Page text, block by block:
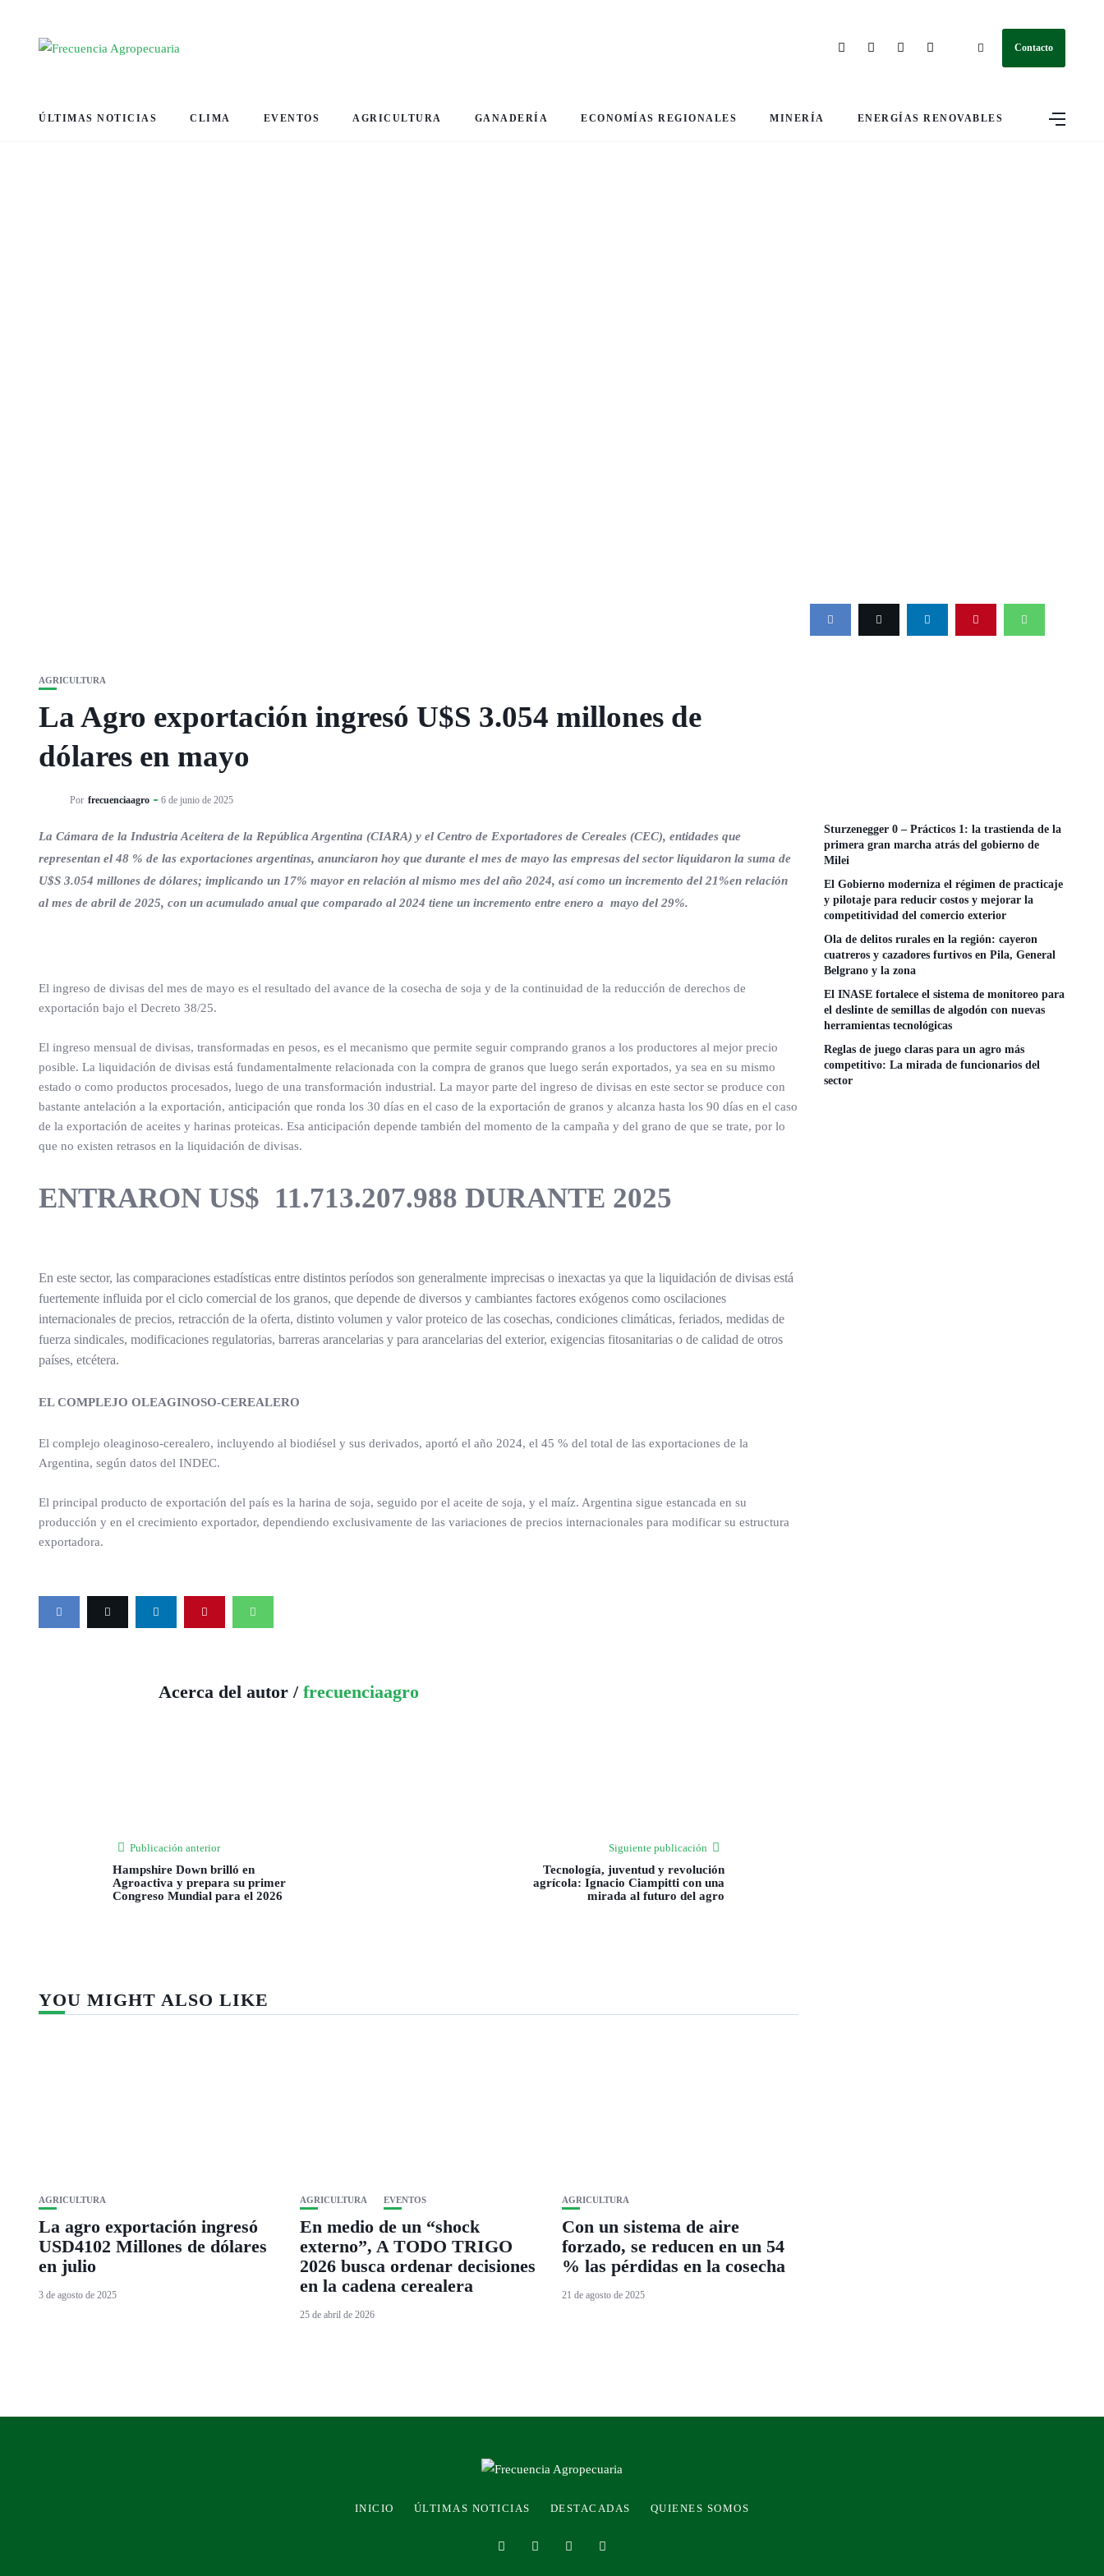
Contacto
ÚLTIMAS NOTICIAS CLIMA EVENTOS AGRICULTURA GANADERÍA ECONOMÍAS REGIONALES MINERÍA ENERGÍAS RENOVABLES
AGRICULTURA
La Agro exportación ingresó U$S 3.054 millones de
dólares en mayo
Por frecuenciaagro 6 de junio de 2025
La Cámara de la Industria Aceitera de la República Argentina (CIARA) y el Centro de Exportadores de Cereales (CEC), entidades que
representan el 48 % de las exportaciones argentinas, anunciaron hoy que durante el mes de mayo las empresas del sector liquidaron la suma de
U$S 3.054 millones de dólares; implicando un 17% mayor en relación al mismo mes del año 2024, así como un incremento del 21%en relación
al mes de abril de 2025, con un acumulado anual que comparado al 2024 tiene un incremento entre enero a mayo del 29%.
El ingreso de divisas del mes de mayo es el resultado del avance de la cosecha de soja y de la continuidad de la reducción de derechos de
exportación bajo el Decreto 38/25.
El ingreso mensual de divisas, transformadas en pesos, es el mecanismo que permite seguir comprando granos a los productores al mejor precio
posible. La liquidación de divisas está fundamentalmente relacionada con la compra de granos que luego serán exportados, ya sea en su mismo
estado o como productos procesados, luego de una transformación industrial. La mayor parte del ingreso de divisas en este sector se produce con
bastante antelación a la exportación, anticipación que ronda los 30 días en el caso de la exportación de granos y alcanza hasta los 90 días en el caso
de la exportación de aceites y harinas proteicas. Esa anticipación depende también del momento de la campaña y del grano de que se trate, por lo
que no existen retrasos en la liquidación de divisas.
ENTRARON US$ 11.713.207.988 DURANTE 2025
En este sector, las comparaciones estadísticas entre distintos períodos son generalmente imprecisas o inexactas ya que la liquidación de divisas está
fuertemente influida por el ciclo comercial de los granos, que depende de diversos y cambiantes factores exógenos como oscilaciones
internacionales de precios, retracción de la oferta, distinto volumen y valor proteico de las cosechas, condiciones climáticas, feriados, medidas de
fuerza sindicales, modificaciones regulatorias, barreras arancelarias y para arancelarias del exterior, exigencias fitosanitarias o de calidad de otros
países, etcétera.
EL COMPLEJO OLEAGINOSO-CEREALERO
El complejo oleaginoso-cerealero, incluyendo al biodiésel y sus derivados, aportó el año 2024, el 45 % del total de las exportaciones de la
Argentina, según datos del INDEC.
El principal producto de exportación del país es la harina de soja, seguido por el aceite de soja, y el maíz. Argentina sigue estancada en su
producción y en el crecimiento exportador, dependiendo exclusivamente de las variaciones de precios internacionales para modificar su estructura
exportadora.
Acerca del autor / frecuenciaagro
Publicación anterior
Hampshire Down brilló en
Agroactiva y prepara su primer
Congreso Mundial para el 2026
Siguiente publicación
Tecnología, juventud y revolución
agrícola: Ignacio Ciampitti con una
mirada al futuro del agro
YOU MIGHT ALSO LIKE
AGRICULTURA
La agro exportación ingresó
USD4102 Millones de dólares
en julio
3 de agosto de 2025
AGRICULTURA EVENTOS
En medio de un “shock
externo”, A TODO TRIGO
2026 busca ordenar decisiones
en la cadena cerealera
25 de abril de 2026
AGRICULTURA
Con un sistema de aire
forzado, se reducen en un 54
% las pérdidas en la cosecha
21 de agosto de 2025
Sturzenegger 0 – Prácticos 1: la trastienda de la
primera gran marcha atrás del gobierno de
Milei
El Gobierno moderniza el régimen de practicaje
y pilotaje para reducir costos y mejorar la
competitividad del comercio exterior
Ola de delitos rurales en la región: cayeron
cuatreros y cazadores furtivos en Pila, General
Belgrano y la zona
El INASE fortalece el sistema de monitoreo para
el deslinte de semillas de algodón con nuevas
herramientas tecnológicas
Reglas de juego claras para un agro más
competitivo: La mirada de funcionarios del
sector
INICIO ÚLTIMAS NOTICIAS DESTACADAS QUIENES SOMOS